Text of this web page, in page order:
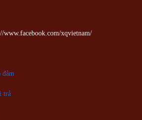
www.facebook.com/xqvietnam/
đảm
trả